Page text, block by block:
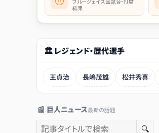
結果
🏛 レジェンド・歴代選手
王貞治 長嶋茂雄 松井秀喜
📰 巨人ニュース最新の話題
🔍